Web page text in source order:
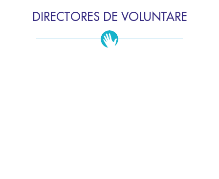
DIRECTORES DE VOLUNTARE